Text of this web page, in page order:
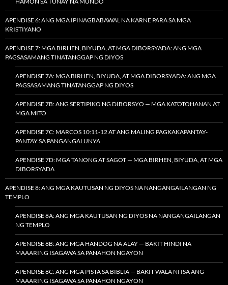
APENDISE 6: ANG MGA IPINAGBABAWAL NA KARNE PARA SA MGA
KRISTIYANO
APENDISE 7: MGA BIRHEN, BIYUDA, AT MGA DIBORSYADA: ANG MGA
PAGSASAMANG TINATANGGAP NG DIYOS
APENDISE 7A: MGA BIRHEN, BIYUDA, AT MGA DIBORSYADA: ANG MGA
PAGSASAMANG TINATANGGAP NG DIYOS
APENDISE 7B: ANG SERTIPIKO NG DIBORSYO — MGA KATOTOHANAN AT
MGA MITO
APENDISE 7C: MARCOS 10:11-12 AT ANG MALING PAGKAKAPANTAY-
PANTAY SA PANGANGALUNYA
APENDISE 7D: MGA TANONG AT SAGOT — MGA BIRHEN, BIYUDA, AT MGA
DIBORSYADA
APENDISE 8: ANG MGA KAUTUSAN NG DIYOS NA NANGANGAILANGAN NG
TEMPLO
APENDISE 8A: ANG MGA KAUTUSAN NG DIYOS NA NANGANGAILANGAN
NG TEMPLO
APENDISE 8B: ANG MGA HANDOG NA ALAY — BAKIT HINDI NA
MAAARING ISAGAWA SA PANAHON NGAYON
APENDISE 8C: ANG MGA PISTA SA BIBLIA — BAKIT WALA NI ISA ANG
MAAARING ISAGAWA SA PANAHON NGAYON